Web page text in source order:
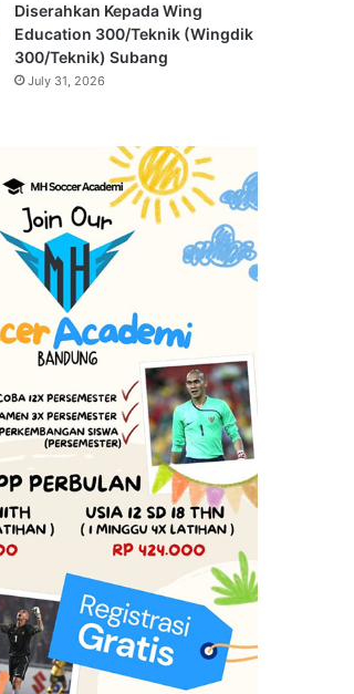
Diserahkan Kepada Wing
Education 300/Teknik (Wingdik
300/Teknik) Subang
July 31, 2026